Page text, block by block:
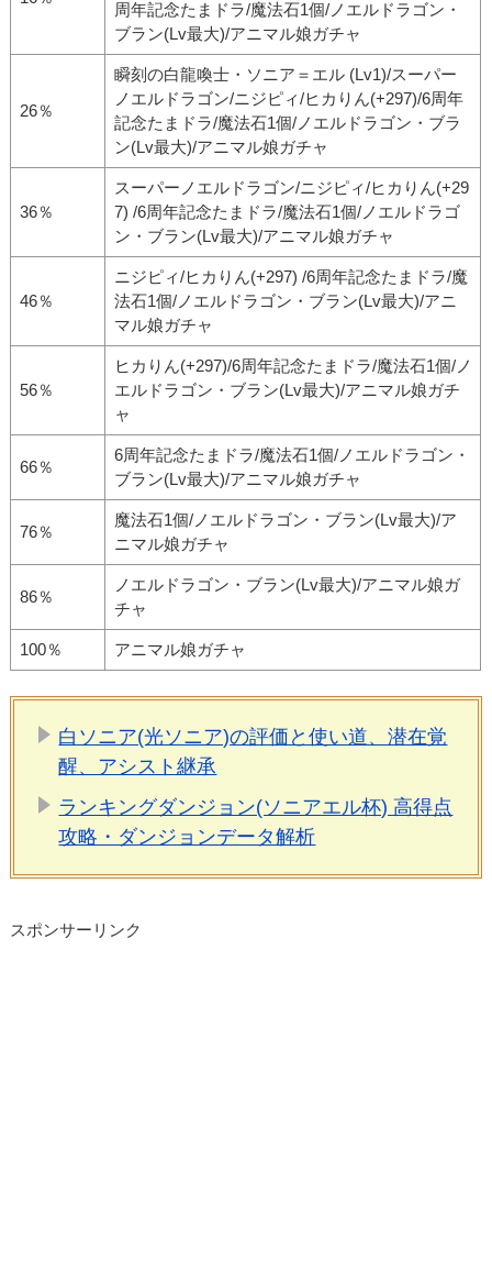
周年記念たまドラ/魔法石1個/ノエルドラゴン・
ブラン(Lv最大)/アニマル娘ガチャ
26％
瞬刻の白龍喚士・ソニア＝エル (Lv1)/スーパー
ノエルドラゴン/ニジピィ/ヒカりん(+297)/6周年
記念たまドラ/魔法石1個/ノエルドラゴン・ブラ
ン(Lv最大)/アニマル娘ガチャ
36％
スーパーノエルドラゴン/ニジピィ/ヒカりん(+29
7) /6周年記念たまドラ/魔法石1個/ノエルドラゴ
ン・ブラン(Lv最大)/アニマル娘ガチャ
46％
ニジピィ/ヒカりん(+297) /6周年記念たまドラ/魔
法石1個/ノエルドラゴン・ブラン(Lv最大)/アニ
マル娘ガチャ
56％
ヒカりん(+297)/6周年記念たまドラ/魔法石1個/ノ
エルドラゴン・ブラン(Lv最大)/アニマル娘ガチ
ャ
66％
6周年記念たまドラ/魔法石1個/ノエルドラゴン・
ブラン(Lv最大)/アニマル娘ガチャ
76％
魔法石1個/ノエルドラゴン・ブラン(Lv最大)/ア
ニマル娘ガチャ
86％
ノエルドラゴン・ブラン(Lv最大)/アニマル娘ガ
チャ
100％ アニマル娘ガチャ
白ソニア(光ソニア)の評価と使い道、潜在覚
醒、アシスト継承
ランキングダンジョン(ソニアエル杯) 高得点
攻略・ダンジョンデータ解析
スポンサーリンク